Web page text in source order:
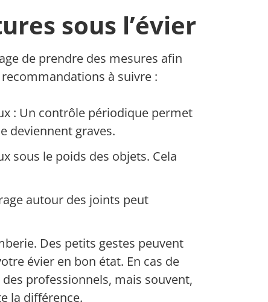
sous l’évier
de prendre des mesures afin
à suivre :
: Un contrôle périodique permet
deviennent graves.
sous le poids des objets. Cela
autour des joints peut
Des petits gestes peuvent
évier en bon état. En cas de
professionnels, mais souvent,
la différence.